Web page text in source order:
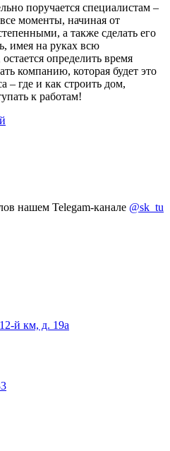
поручается специалистам –
моменты, начиная от
а также сделать его
имея на руках всю
определить время
компанию, которая будет это
– где и как строить дом,
к работам!
нашем Telegam-канале @sk_tu
й км, д. 19a